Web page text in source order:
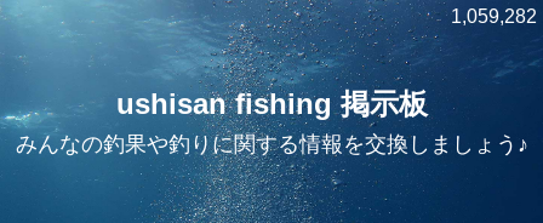
ushisan fishing 掲示板
みんなの釣果や釣りに関する情報を交換しましょう♪
1,059,282